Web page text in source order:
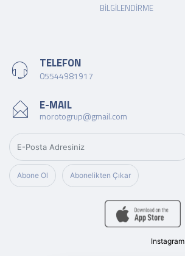
BILGILENDIRME
TELEFON
05544981917
E-MAIL
morotogrup@gmail.com
Abone Ol Abonelikten Çıkar
Instagram